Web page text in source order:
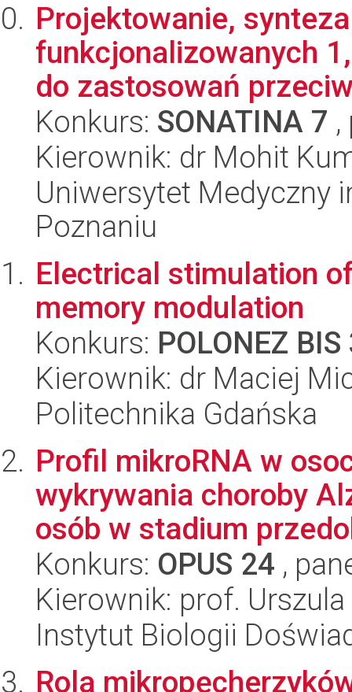
Projektowanie,
funkcjonalizowanych
do zastosowań
Konkurs: SONATINA 7
Kierownik: dr Mohit
Uniwersytet Medyczny
Poznaniu
Electrical stimulation
memory modulation
Konkurs: POLONEZ BIS
Kierownik: dr Maciej
Politechnika Gdańska
Profil mikroRNA w
wykrywania choroby
osób w stadium
Konkurs: OPUS 24 ,
Kierownik: prof.
Instytut Biologii
Rola